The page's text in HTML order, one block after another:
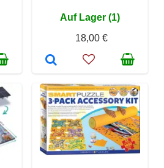
Auf Lager (1)
18,00 €